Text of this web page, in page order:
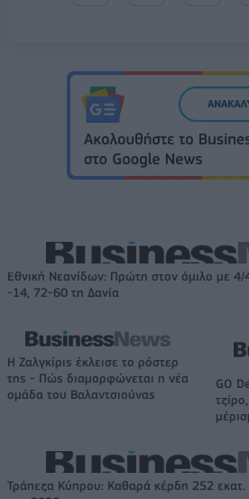
Εθνική Νεανίδων: Πρώτη στον όμιλο με
-14, 72-60 τη Δανία
Η Ζαλγκίρις έκλεισε το ρόστερ
της - Πώς διαμορφώνεται η νέα
ομάδα του Βαλαντσιούνας
GO
Τράπεζα Κύπρου: Καθαρά κέρδη 252